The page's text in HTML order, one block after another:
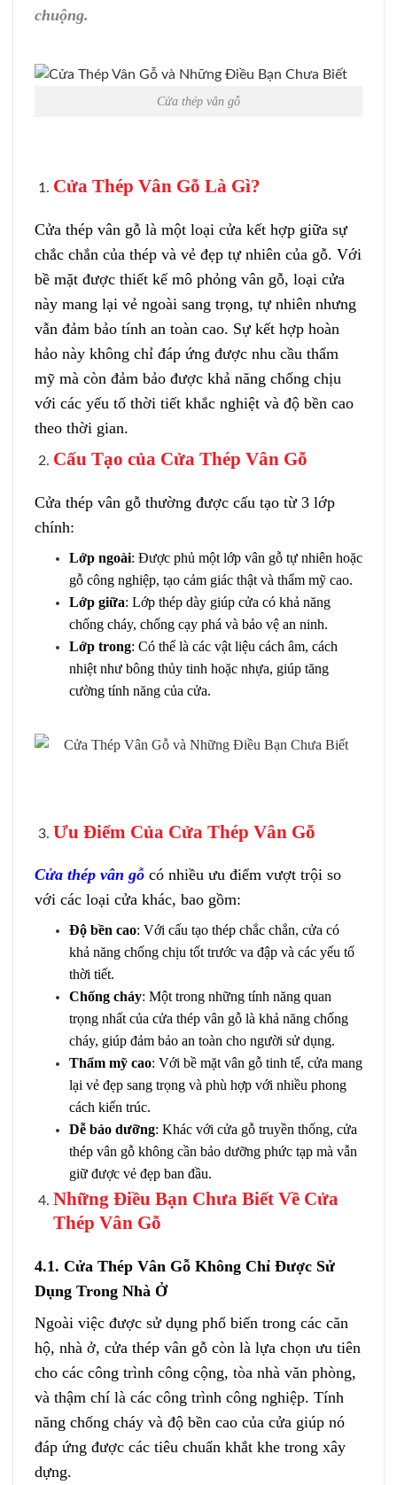
chuộng.
Cửa thép vân gỗ
Cửa Thép Vân Gỗ Là Gì?
Cửa thép vân gỗ là một loại cửa kết hợp giữa sự
chắc chắn của thép và vẻ đẹp tự nhiên của gỗ. Với
bề mặt được thiết kế mô phỏng vân gỗ, loại cửa
này mang lại vẻ ngoài sang trọng, tự nhiên nhưng
vẫn đảm bảo tính an toàn cao. Sự kết hợp hoàn
hảo này không chỉ đáp ứng được nhu cầu thẩm
mỹ mà còn đảm bảo được khả năng chống chịu
với các yếu tố thời tiết khắc nghiệt và độ bền cao
theo thời gian.
Cấu Tạo của Cửa Thép Vân Gỗ
Cửa thép vân gỗ thường được cấu tạo từ 3 lớp
chính:
Lớp ngoài: Được phủ một lớp vân gỗ tự nhiên hoặc
gỗ công nghiệp, tạo cảm giác thật và thẩm mỹ cao.
Lớp giữa: Lớp thép dày giúp cửa có khả năng
chống cháy, chống cạy phá và bảo vệ an ninh.
Lớp trong: Có thể là các vật liệu cách âm, cách
nhiệt như bông thủy tinh hoặc nhựa, giúp tăng
cường tính năng của cửa.
Ưu Điểm Của Cửa Thép Vân Gỗ
Cửa thép vân gỗ có nhiều ưu điểm vượt trội so
với các loại cửa khác, bao gồm:
Độ bền cao: Với cấu tạo thép chắc chắn, cửa có
khả năng chống chịu tốt trước va đập và các yếu tố
thời tiết.
Chống cháy: Một trong những tính năng quan
trọng nhất của cửa thép vân gỗ là khả năng chống
cháy, giúp đảm bảo an toàn cho người sử dụng.
Thẩm mỹ cao: Với bề mặt vân gỗ tinh tế, cửa mang
lại vẻ đẹp sang trọng và phù hợp với nhiều phong
cách kiến trúc.
Dễ bảo dưỡng: Khác với cửa gỗ truyền thống, cửa
thép vân gỗ không cần bảo dưỡng phức tạp mà vẫn
giữ được vẻ đẹp ban đầu.
Những Điều Bạn Chưa Biết Về Cửa
Thép Vân Gỗ
4.1. Cửa Thép Vân Gỗ Không Chỉ Được Sử
Dụng Trong Nhà Ở
Ngoài việc được sử dụng phổ biến trong các căn
hộ, nhà ở, cửa thép vân gỗ còn là lựa chọn ưu tiên
cho các công trình công cộng, tòa nhà văn phòng,
và thậm chí là các công trình công nghiệp. Tính
năng chống cháy và độ bền cao của cửa giúp nó
đáp ứng được các tiêu chuẩn khắt khe trong xây
dựng.